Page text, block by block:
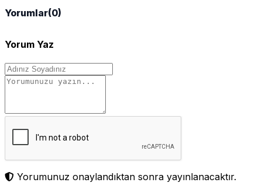
Yorumlar(0)
Yorum Yaz
Yorumunuz onaylandıktan sonra yayınlanacaktır.